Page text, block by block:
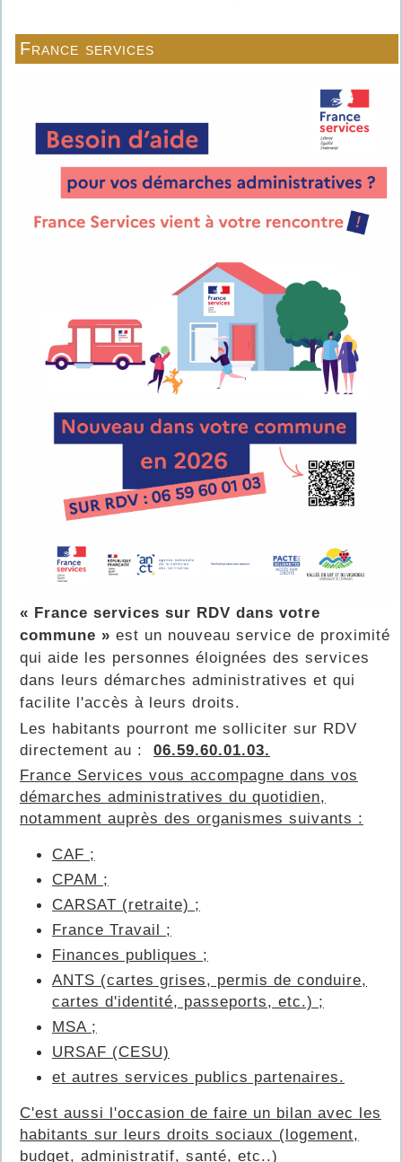
France services
« France services sur RDV dans votre
commune » est un nouveau service de proximité
qui aide les personnes éloignées des services
dans leurs démarches administratives et qui
facilite l'accès à leurs droits.
Les habitants pourront me solliciter sur RDV
directement au : 06.59.60.01.03.
France Services vous accompagne dans vos
démarches administratives du quotidien,
notamment auprès des organismes suivants :
CAF ;
CPAM ;
CARSAT (retraite) ;
France Travail ;
Finances publiques ;
ANTS (cartes grises, permis de conduire,
cartes d'identité, passeports, etc.) ;
MSA ;
URSAF (CESU)
et autres services publics partenaires.
C'est aussi l'occasion de faire un bilan avec les
habitants sur leurs droits sociaux (logement,
budget, administratif, santé, etc..)